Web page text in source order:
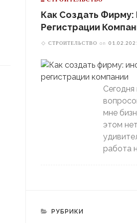
Плей-Офф, Даже Не Доиграв
Домашний Матч
Как Создать Фирму:
Регистрации
СТРОИТЕЛЬСТВО on
мне
этом
работа
РУБРИКИ